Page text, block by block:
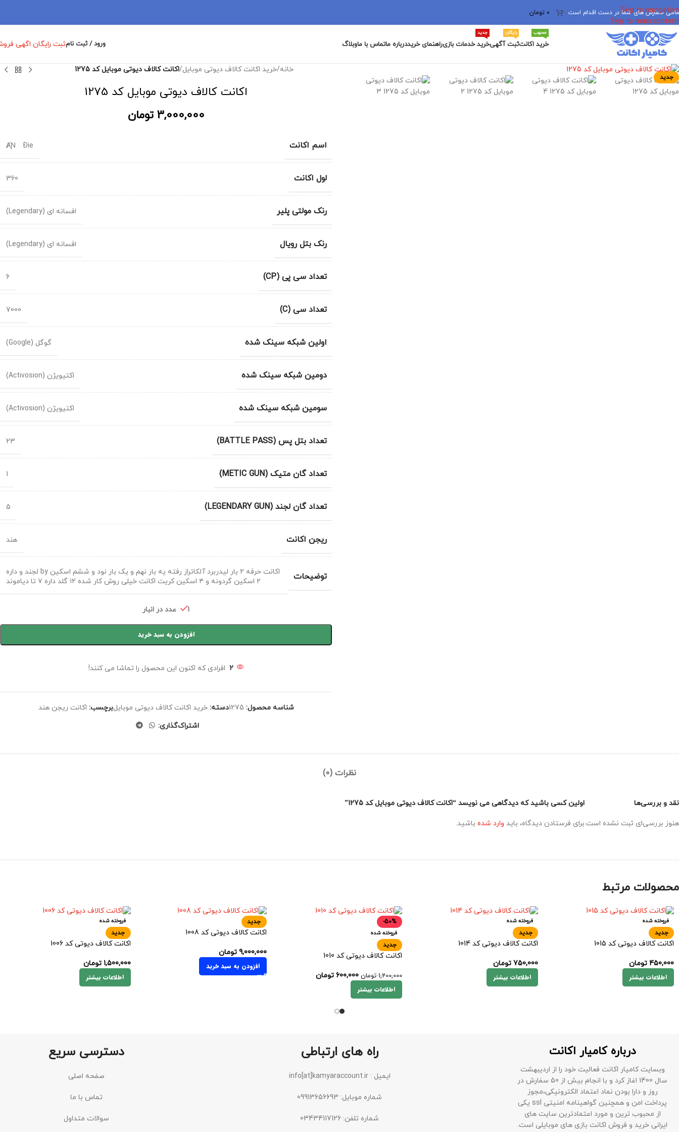
Skip to navigation
Skip to main content
سفارش های شما در دست اقدام است 0 تومان
خرید اکانت
محبوب
ثبت آگهی
رایگان
خرید خدمات بازی
جدید
راهنمای خریددرباره ماتماس با ماوبلاگ ورود / ثبت نامثبت رایگان اگهی
جدید
برای بزرگنمایی کلیک کنید
خانه/خرید اکانت کالاف دیوتی موبایل/اکانت کالاف دیوتی موبایل کد 1275
اکانت کالاف دیوتی موبایل کد 1275
3,000,000 تومان
اسم اکانت ȺƝゝÐie
لول اکانت 360
رنک مولتی پلیر افسانه ای (Legendary)
رنک بتل رویال افسانه ای (Legendary)
تعداد سی پی (CP) 6
تعداد سی (C) 7000
اولین شبکه سینک شده گوگل (Google)
دومین شبکه سینک شده اکتیویژن (Activosion)
سومین شبکه سینک شده اکتیویژن (Activosion)
تعداد بتل پس (BATTLE PASS) 23
تعداد گان متیک (METIC GUN) 1
تعداد گان لجند (LEGENDARY GUN) 5
ریجن اکانت هند
توضیحات
اکانت حرفه ۲ بار لیدربرد آلکاتراز رفته یه بار نهم و یک بار نود و ششم اسکین by لجند و داره
۲ اسکین گردونه و ۴ اسکین کریت اکانت خیلی روش کار شده ۱۲ گلد داره ۷ تا دیاموند
1 عدد در انبار
افزودن به سبد خرید
2 افرادی که اکنون این محصول را تماشا می کنند!
شناسه محصول: 1275دسته: خرید اکانت کالاف دیوتی موبایلبرچسب: اکانت ریجن هند
اشتراک‌گذاری:
نظرات (0)
نقد و بررسی‌ها
هنوز بررسی‌ای ثبت نشده است.
اولین کسی باشید که دیدگاهی می نویسد “اکانت کالاف دیوتی موبایل کد 1275”
برای فرستادن دیدگاه، باید وارد شده باشید.
محصولات مرتبط
فروخته شده
جدید
اکانت کالاف دیوتی کد 1015
450,000 تومان
اطلاعات بیشتر
فروخته شده
جدید
اکانت کالاف دیوتی کد 1014
750,000 تومان
اطلاعات بیشتر
-50%
فروخته شده
جدید
اکانت کالاف دیوتی کد 1010
1,200,000 تومان 600,000 تومان
اطلاعات بیشتر
جدید
اکانت کالاف دیوتی کد 1008
9,000,000 تومان
افزودن به سبد خرید
فروخته شده
جدید
اکانت کالاف دیوتی کد 1006
1,500,000 تومان
اطلاعات بیشتر
درباره کامیار اکانت
وبسایت کامیار اکانت فعالیت خود را از اردیبهشت
سال 1400 اغاز کرد و با انجام بیش از 50 سفارش در
روز و دارا بودن نماد اعتماد الکترونیکی،مجوز
پرداخت امن و همچنین گواهینامه امنیتی ssl یکی
از محبوب ترین و مورد اعتمادترین سایت های
ایرانی خرید و فروش اکانت بازی های موبایلی است.
راه های ارتباطی
ایمیل : info[at]kamyaraccount.ir
شماره موبایل: 09913656693
شماره تلفن: 03434117126
دسترسی سریع
صفحه اصلی
تماس با ما
سوالات متداول